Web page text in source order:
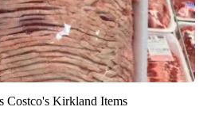
Costco's Kirkland Items